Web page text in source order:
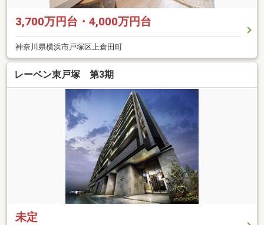
3,700万円台・4,000万円台
神奈川県横浜市戸塚区上倉田町
レーベン東戸塚 第3期
未定